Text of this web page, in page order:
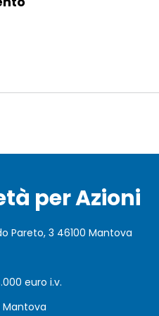
per Azioni
Pareto, 3 46100 Mantova
euro i.v.
Mantova